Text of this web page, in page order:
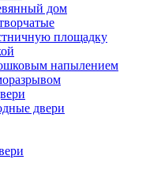
дом
площадку
напылением
двери